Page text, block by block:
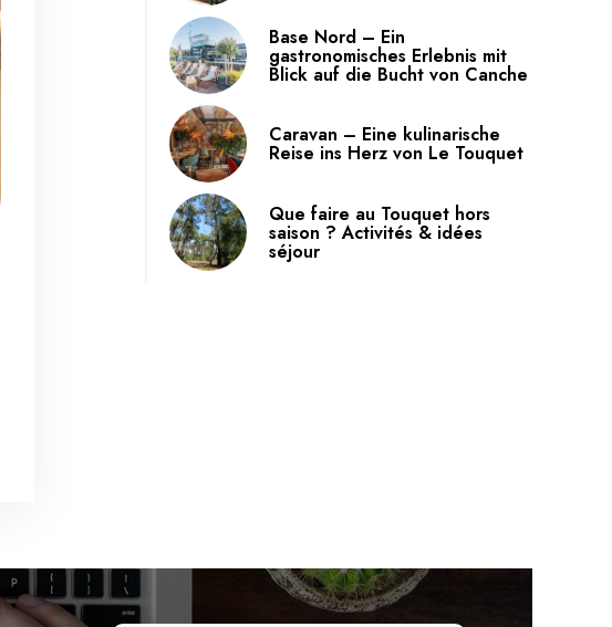
Base Nord – Ein
gastronomisches Erlebnis mit
Blick auf die Bucht von Canche
Caravan – Eine kulinarische
Reise ins Herz von Le Touquet
Que faire au Touquet hors
saison ? Activités & idées
séjour